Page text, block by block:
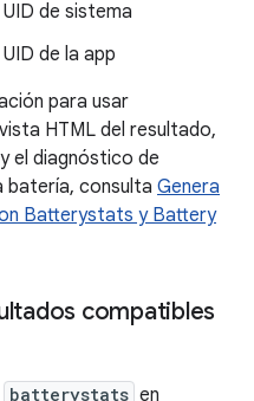
de sistema
de la app
para usar
HTML del resultado,
el diagnóstico de
batería, consulta Genera
Batterystats y Battery
compatibles
batterystats en